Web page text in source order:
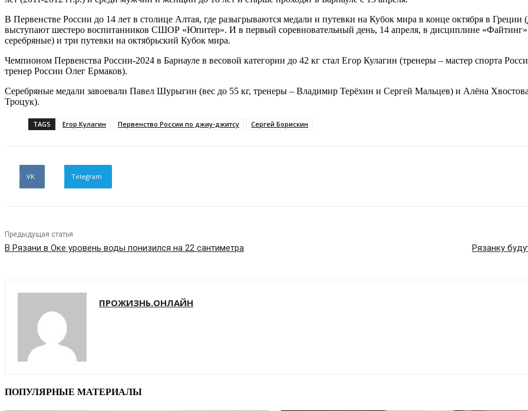
В Первенстве России до 14 лет в столице Алтая, где разыгрываются медали и путевки на Кубок мира в конце октября в Греции
выступают шестеро воспитанников СШОР «Юпитер». И в первый соревновательный день, 14 апреля, в дисциплине
серебряные) и три путевки на октябрьский Кубок мира.
Чемпионом Первенства России-2024 в Барнауле в весовой категории до 42 кг стал Егор Кулагин (тренеры – мастер спорта
тренер России Олег Ермаков).
Серебряные медали завоевали Павел Шурыгин (вес до 55 кг, тренеры – Владимир Терёхин и Сергей Мальцев) и Алёна
Троцук).
TAGS Егор Кулагин Первенство России по джиу-джитсу Сергей Борискин
VK Telegram
Предыдущая статья
В Рязани в Оке уровень воды понизился на 22 сантиметра Рязанку
ПРОЖИЗНЬ.ОНЛАЙН
ПОПУЛЯРНЫЕ МАТЕРИАЛЫ